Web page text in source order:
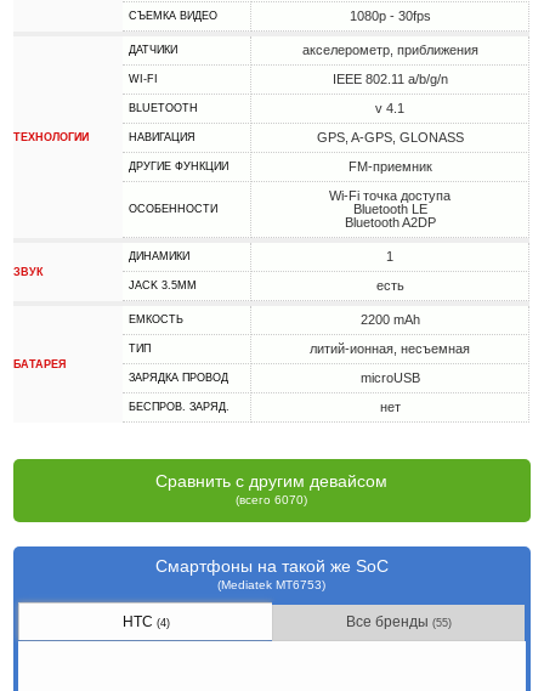
СЪЕМКА ВИДЕО 1080p - 30fps
ТЕХНОЛОГИИ
ДАТЧИКИ акселерометр, приближения
WI-FI IEEE 802.11 a/b/g/n
BLUETOOTH v 4.1
НАВИГАЦИЯ GPS, A-GPS, GLONASS
ДРУГИЕ ФУНКЦИИ FM-приемник
ОСОБЕННОСТИ
Wi-Fi точка доступа
Bluetooth LE
Bluetooth A2DP
ЗВУК
ДИНАМИКИ 1
JACK 3.5MM есть
БАТАРЕЯ
ЕМКОСТЬ 2200 mAh
ТИП литий-ионная, несъемная
ЗАРЯДКА ПРОВОД microUSB
БЕСПРОВ. ЗАРЯД. нет
Сравнить с другим девайсом
(всего 6070)
Смартфоны на такой же SoC
(Mediatek MT6753)
HTC (4) Все бренды(55)